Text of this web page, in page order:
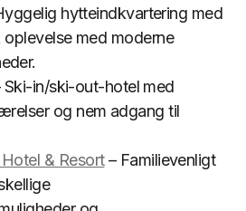
hytteindkvartering med
oplevelse med moderne
Ski-in/ski-out-hotel med
og nem adgang til
& Resort– Familievenligt